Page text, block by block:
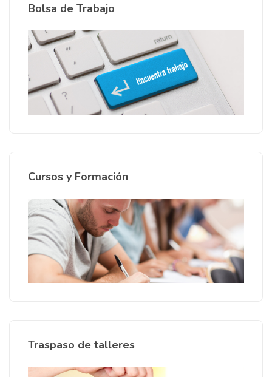
Bolsa de Trabajo
Cursos y Formación
Traspaso de talleres